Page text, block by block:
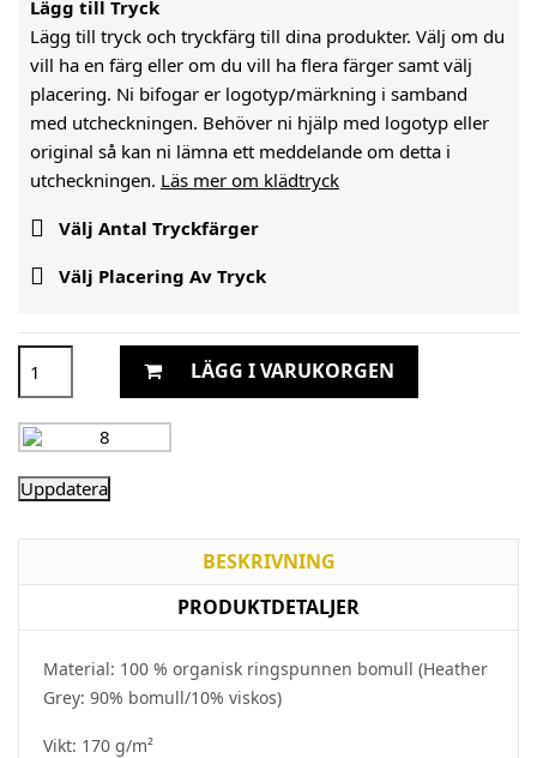
Lägg till Tryck
Lägg till tryck och tryckfärg till dina produkter. Välj om du
vill ha en färg eller om du vill ha flera färger samt välj
placering. Ni bifogar er logotyp/märkning i samband
med utcheckningen. Behöver ni hjälp med logotyp eller
original så kan ni lämna ett meddelande om detta i
utcheckningen. Läs mer om klädtryck
 Välj Antal Tryckfärger
 Välj Placering Av Tryck
LÄGG I VARUKORGEN
BESKRIVNING
PRODUKTDETALJER
Material: 100 % organisk ringspunnen bomull (Heather
Grey: 90% bomull/10% viskos)
Vikt: 170 g/m²